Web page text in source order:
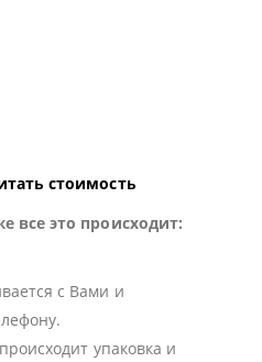
стоимость
все это происходит:
с Вами и
упаковка и